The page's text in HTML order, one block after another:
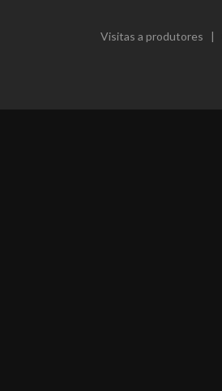
Visitas a produtores |